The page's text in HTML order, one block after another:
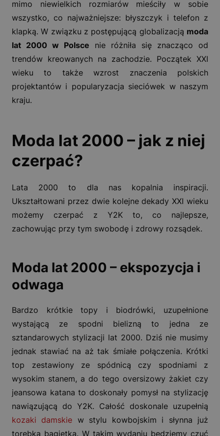
mimo niewielkich rozmiarów mieściły w sobie
wszystko, co najważniejsze: błyszczyk i telefon z
klapką. W związku z postępującą globalizacją moda
lat 2000 w Polsce nie różniła się znacząco od
trendów kreowanych na zachodzie. Początek XXI
wieku to także wzrost znaczenia polskich
projektantów i popularyzacja sieciówek w naszym
kraju.
Moda lat 2000 – jak z niej
czerpać?
Lata 2000 to dla nas kopalnia inspiracji.
Ukształtowani przez dwie kolejne dekady XXI wieku
możemy czerpać z Y2K to, co najlepsze,
zachowując przy tym swobodę i zdrowy rozsądek.
Moda lat 2000 – ekspozycja i
odwaga
Bardzo krótkie topy i biodrówki, uzupełnione
wystającą ze spodni bielizną to jedna ze
sztandarowych stylizacji lat 2000. Dziś nie musimy
jednak stawiać na aż tak śmiałe połączenia. Krótki
top zestawiony ze spódnicą czy spodniami z
wysokim stanem, a do tego oversizowy żakiet czy
jeansowa katana to doskonały pomysł na stylizację
nawiązującą do Y2K. Całość doskonale uzupełnią
kozaki damskie w stylu kowbojskim i słynna już
torebka bagietka. W takim wydaniu będziemy czuć